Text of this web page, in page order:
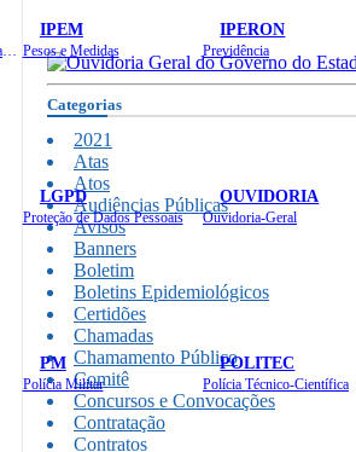
IPEM
Pesos e Medidas
IPERON
Previdência
LGPD
Proteção de Dados Pessoais
OUVIDORIA
Ouvidoria-Geral
PM
Polícia Militar
POLITEC
Polícia Técnico-Científica
Categorias
2021
Atas
Atos
Audiências Públicas
Avisos
Banners
Boletim
Boletins Epidemiológicos
Certidões
Chamadas
Chamamento Público
Comitê
Concursos e Convocações
Contratação
Contratos